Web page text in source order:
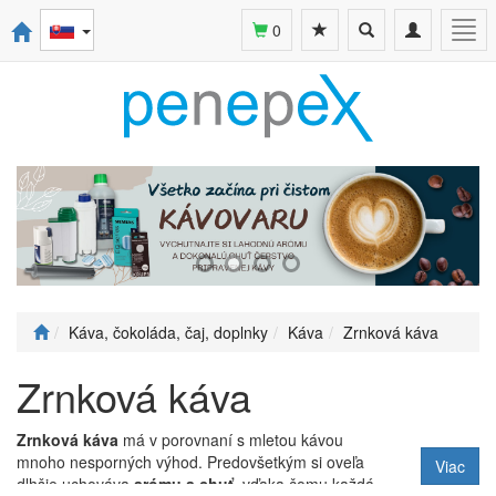
Toggle
navigation
Toggle
search
0
Káva, čokoláda, čaj, doplnky Káva Zrnková káva
Zrnková káva
Zrnková káva má v porovnaní s mletou kávou
mnoho nesporných výhod. Predovšetkým si oveľa
dlhšie uchováva arómu a chuť, vďaka čomu každá
Viac